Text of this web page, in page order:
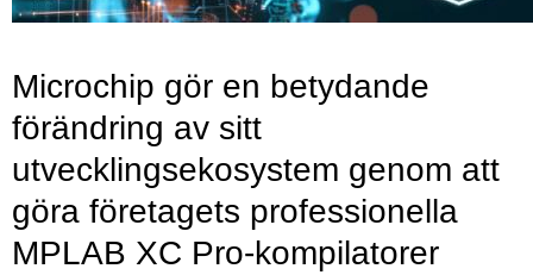
Microchip gör en betydande
förändring av sitt
utvecklingsekosystem genom att
göra företagets professionella
MPLAB XC Pro-kompilatorer